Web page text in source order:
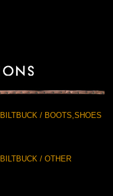
BILTBUCK / BOOTS,SHOES
BILTBUCK / OTHER